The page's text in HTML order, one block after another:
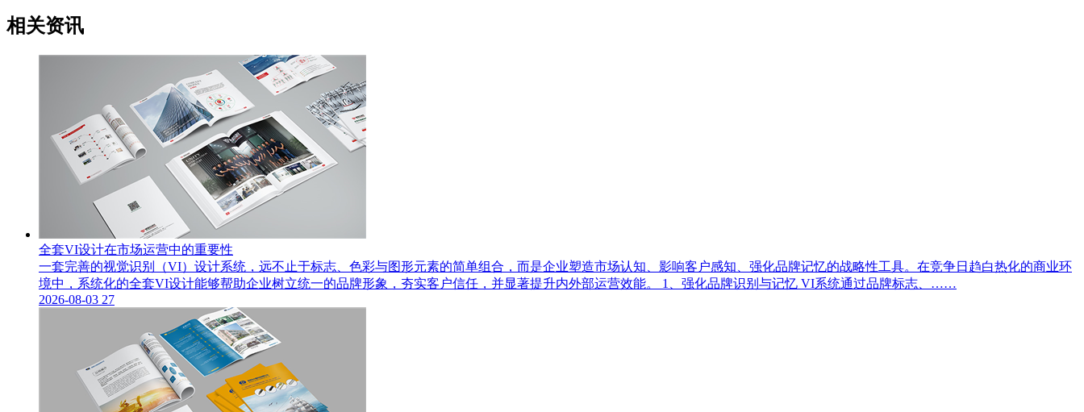
相关资讯
全套VI设计在市场运营中的重要性
一套完善的视觉识别（VI）设计系统，远不止于标志、色彩与图形元素的简单组合，而是企业塑造市场认知、影响客户感知、强化品牌记忆的战略性工具。在竞争日趋白热化的商业环
境中，系统化的全套VI设计能够帮助企业树立统一的品牌形象，夯实客户信任，并显著提升内外部运营效能。 1、强化品牌识别与记忆 VI系统通过品牌标志、……
2026-08-03 27